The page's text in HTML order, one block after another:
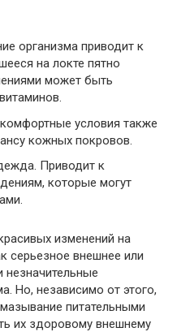
организма приводит к
на локте пятно
может быть
условия также
кожных покровов.
Приводит к
которые могут
изменений на
серьезное внешнее или
незначительные
Но, независимо от этого,
питательными
их здоровому внешнему